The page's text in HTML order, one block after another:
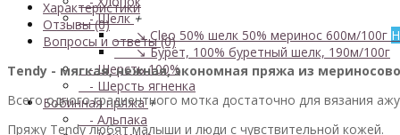
- Шелк+
↘ Cleo 50% шелк 50% меринос 600м/100г
↘ Бурет, 100% буретный шелк, 190м/100г
- Шерсть 100%
- Шерсть ягненка
Бобинная пряжа+
- Альпака
Характеристики
Отзывы (0)
Вопросы и ответы (0)
Tendy - мягкая, нежная, экономная пряжа из
Всего одного градиентного мотка достаточно для вязания
Пряжу Tendy любят малыши и люди с чувствительной кожей.